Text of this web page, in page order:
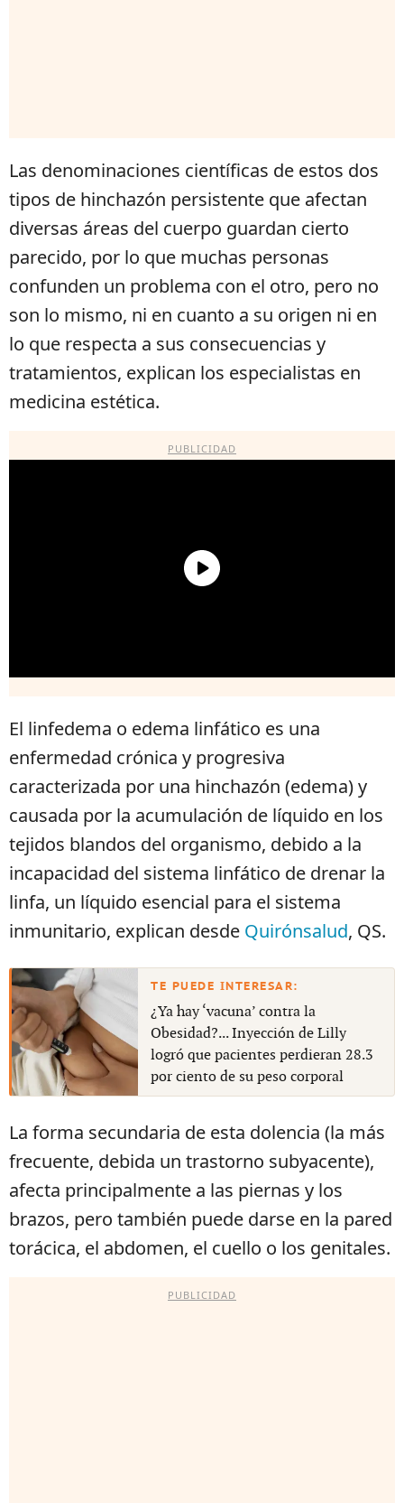
Las denominaciones científicas de estos dos
tipos de hinchazón persistente que afectan
diversas áreas del cuerpo guardan cierto
parecido, por lo que muchas personas
confunden un problema con el otro, pero no
son lo mismo, ni en cuanto a su origen ni en
lo que respecta a sus consecuencias y
tratamientos, explican los especialistas en
medicina estética.
PUBLICIDAD
El linfedema o edema linfático es una
enfermedad crónica y progresiva
caracterizada por una hinchazón (edema) y
causada por la acumulación de líquido en los
tejidos blandos del organismo, debido a la
incapacidad del sistema linfático de drenar la
linfa, un líquido esencial para el sistema
inmunitario, explican desde Quirónsalud, QS.
¿Ya hay ‘vacuna’ contra la
Obesidad?... Inyección de Lilly
logró que pacientes perdieran 28.3
por ciento de su peso corporal
La forma secundaria de esta dolencia (la más
frecuente, debida un trastorno subyacente),
afecta principalmente a las piernas y los
brazos, pero también puede darse en la pared
torácica, el abdomen, el cuello o los genitales.
PUBLICIDAD